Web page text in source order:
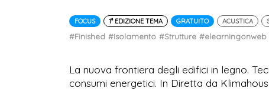
FOCUS 1° EDIZIONE TEMA GRATUITO ACUSTICA
#Finished #Isolamento #Strutture #elearningonweb
La nuova frontiera degli edifici in legno.
consumi energetici. In Diretta da